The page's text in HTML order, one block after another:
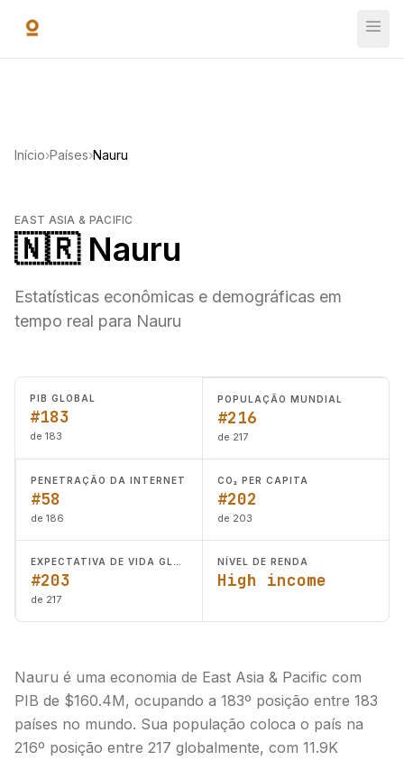
Início›Países›Nauru
EAST ASIA & PACIFIC
🇳🇷 Nauru
Estatísticas econômicas e demográficas em
tempo real para Nauru
PIB GLOBAL
#183
de 183
POPULAÇÃO MUNDIAL
#216
de 217
PENETRAÇÃO DA INTERNET
#58
de 186
CO₂ PER CAPITA
#202
de 203
#203
de 217
NÍVEL DE RENDA
High income
Nauru é uma economia de East Asia & Pacific com
PIB de $160.4M, ocupando a 183º posição entre 183
países no mundo. Sua população coloca o país na
216º posição entre 217 globalmente, com 11.9K